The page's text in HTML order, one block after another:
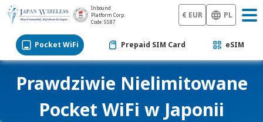
Inbound
Platform Corp.
Code: 5587
€ EUR PL
Pocket WiFi Prepaid SIM Card eSIM
Prawdziwie Nielimitowane
Pocket WiFi w Japonii